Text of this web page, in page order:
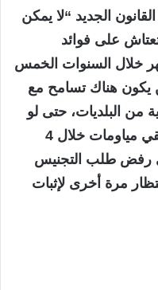
الجديد “لا يمكن
على فوائد
البطالة لأكثر من 4 أشهر خلال السنوات الخمس
يكون هناك تسامح مع
من البلديات، حتى لو
عمل الإنسان سنوات واضطر لتلقي مياومات خلال 4
رفض طلب التجنيس
مرة أخرى لإثبات